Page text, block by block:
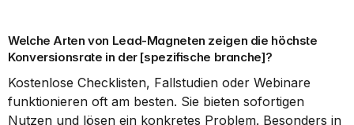
Welche Arten von Lead-Magneten zeigen die höchste
Konversionsrate in der [spezifische branche]?
Kostenlose Checklisten, Fallstudien oder Webinare
funktionieren oft am besten. Sie bieten sofortigen
Nutzen und lösen ein konkretes Problem. Besonders in